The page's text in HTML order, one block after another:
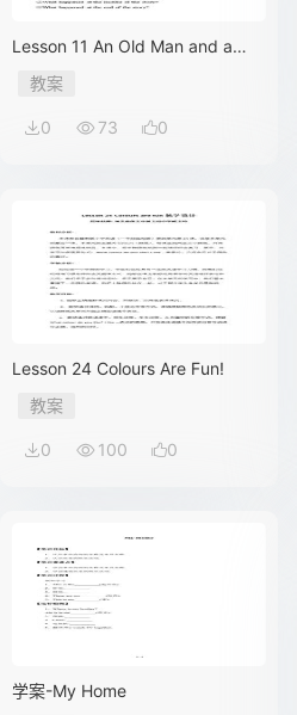
Lesson 11 An Old Man and a
Wolf
教案
0 73 0
Lesson 24 Colours Are Fun!
教案
0 100 0
学案-My Home